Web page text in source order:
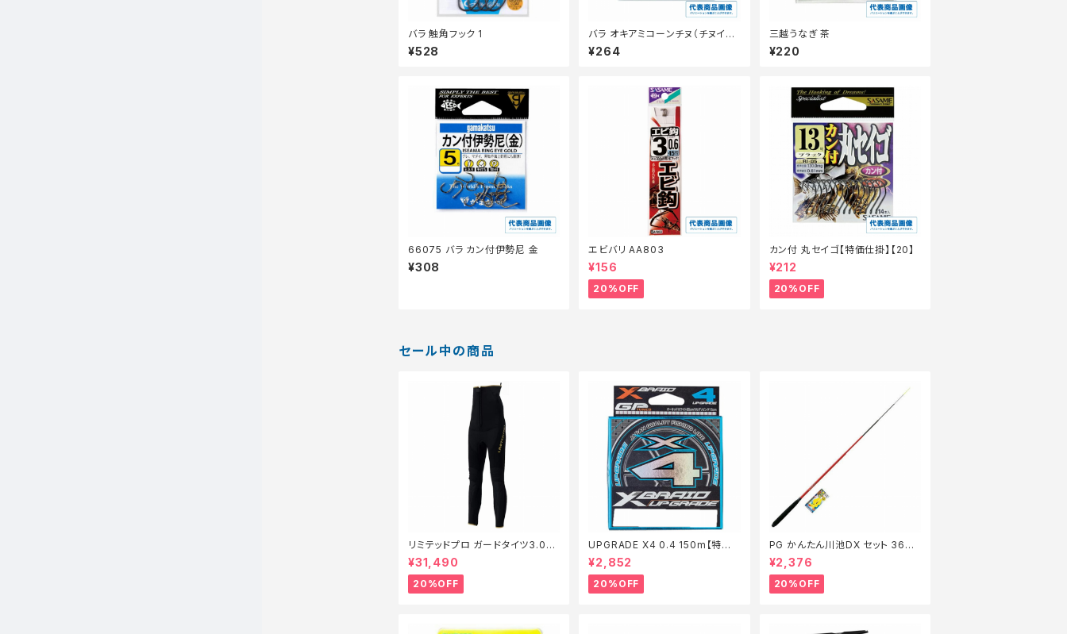
バラ 触角フック 1
¥528
バラ オキアミコーンチヌ（チヌイエ
ロー）
¥264
三越うなぎ 茶
¥220
66075 バラ カン付伊勢尼 金
¥308
エビバリ AA803
¥156
20%OFF
カン付 丸セイゴ【特価仕掛】【20】
¥212
20%OFF
セール中の商品
リミテッドプロ ガードタイツ3.0FI
−540X 黒 LB【特価装備】【20】
¥31,490
20%OFF
UPGRADE X4 0.4 150m【特価
仕掛】【20】
¥2,852
20%OFF
PG かんたん川池DX セット 360
【特価セット】【20】
¥2,376
20%OFF